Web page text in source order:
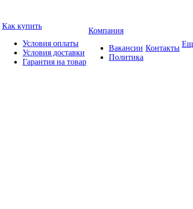
Как купить
Условия оплаты
Условия доставки
Гарантия на товар
Компания
Вакансии
Политика
Контакты